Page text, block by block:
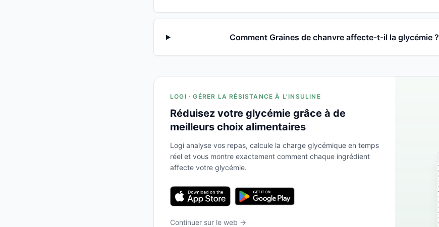
Comment Graines de chanvre affecte-t-il la glycémie ?
LOGI · GÉRER LA RÉSISTANCE À L'INSULINE
Réduisez votre glycémie grâce à de
meilleurs choix alimentaires
Logi analyse vos repas, calcule la charge glycémique en temps
réel et vous montre exactement comment chaque ingrédient
affecte votre glycémie.
Continuer sur le web →